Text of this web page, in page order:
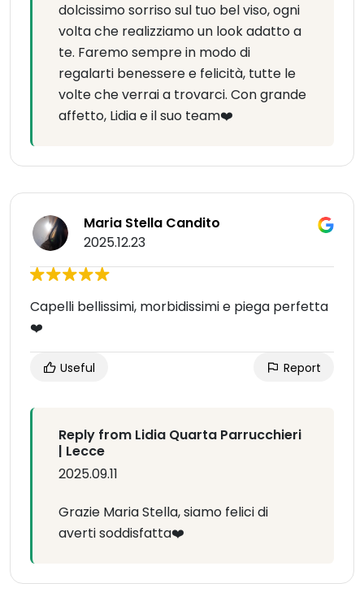
dolcissimo sorriso sul tuo bel viso, ogni
volta che realizziamo un look adatto a
te. Faremo sempre in modo di
regalarti benessere e felicità, tutte le
volte che verrai a trovarci. Con grande
affetto, Lidia e il suo team❤️
Maria Stella Candito
2025.12.23
Capelli bellissimi, morbidissimi e piega perfetta
❤️
Useful Report
Reply from Lidia Quarta Parrucchieri
| Lecce
2025.09.11
Grazie Maria Stella, siamo felici di
averti soddisfatta❤️